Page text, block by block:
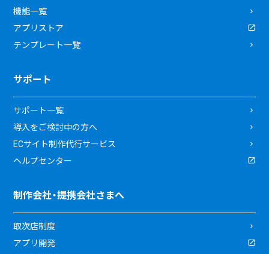
機能一覧
アプリストア
テンプレート一覧
サポート
サポート一覧
導入をご検討中の方へ
ECサイト制作代行サービス
ヘルプセンター
制作会社・提携会社さまへ
取次店制度
アプリ開発